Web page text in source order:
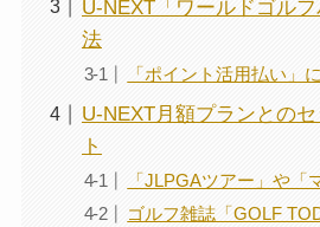
U-NEXT「ワールドゴル
法
「ポイント活用払い」
U-NEXT月額プランとの
ト
「JLPGAツアー」や「
ゴルフ雑誌「GOLF